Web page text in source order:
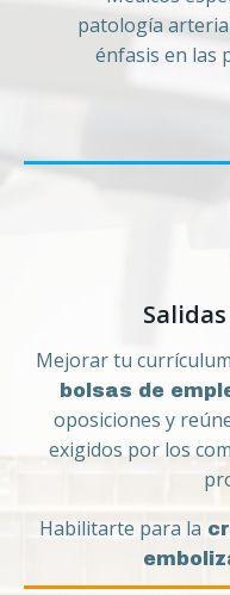
patología
énfasis en las
Mejorar tu
bolsas de
oposiciones y
exigidos por los
Habilitarte para la